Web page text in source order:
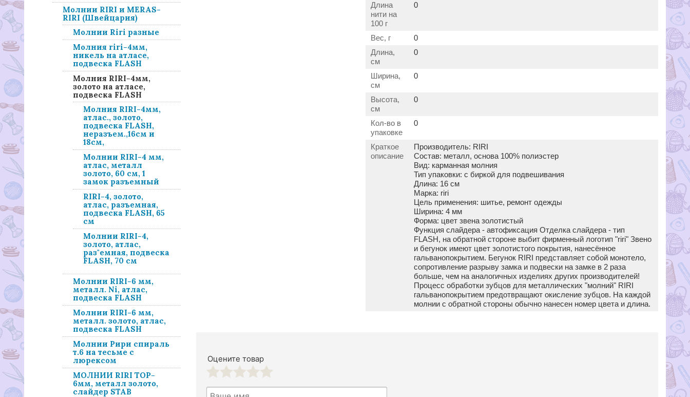
Молнии RIRI и MERAS-
RIRI (Швейцария)
Молнии Riri разные
Молния riri-4мм,
никель на атласе,
подвеска FLASH
Молния RIRI-4мм,
золото на атласе,
подвеска FLASH
Молния RIRI-4мм,
атлас., золото,
подвеска FLASH,
неразъем.,16см и
18см,
Молнии RIRI-4 мм,
атлас, металл
золото, 60 см, 1
замок разъемный
RIRI-4, золото,
атлас, разъемная,
подвеска FLASH, 65
см
Молнии RIRI-4,
золото, атлас,
раз"емная, подвеска
FLASH, 70 см
Молнии RIRI-6 мм,
металл. Ni, атлас,
подвеска FLASH
Молнии RIRI-6 мм,
металл. золото, атлас,
подвеска FLASH
Молнии Рири спираль
т.6 на тесьме с
люрексом
МОЛНИИ RIRI TOP-
6мм, металл золото,
слайдер STAB
Длина
нити на
100 г
0
Вес, г
0
Длина,
см
0
Ширина,
см
0
Высота,
см
0
Кол-во в
упаковке
0
Краткое
описание
Производитель: RIRI
Состав: металл, основа 100% полиэстер
Вид: карманная молния
Тип упаковки: с биркой для подвешивания
Длина: 16 см
Марка: riri
Цель применения: шитье, ремонт одежды
Ширина: 4 мм
Форма: цвет звена золотистый
Функция слайдера - автофиксация Отделка слайдера - тип
FLASH, на обратной стороне выбит фирменный логотип "riri" Звено
и бегунок имеют цвет золотистого покрытия, нанесённое
гальванопокрытием. Бегунок RIRI представляет собой монотело,
сопротивление разрыву замка и подвески на замке в 2 раза
больше, чем на аналогичных изделиях других производителей!
Процесс обработки зубцов для металлических "молний" RIRI
гальванопокрытием предотвращают окисление зубцов. На каждой
молнии с обратной стороны обычно нанесен номер цвета и длина.
Оцените товар